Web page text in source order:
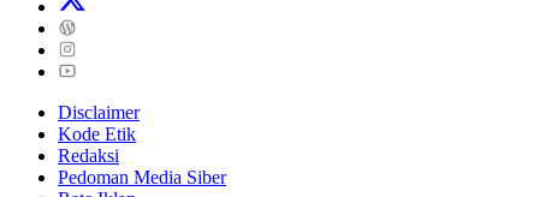
Disclaimer
Kode Etik
Redaksi
Pedoman Media Siber